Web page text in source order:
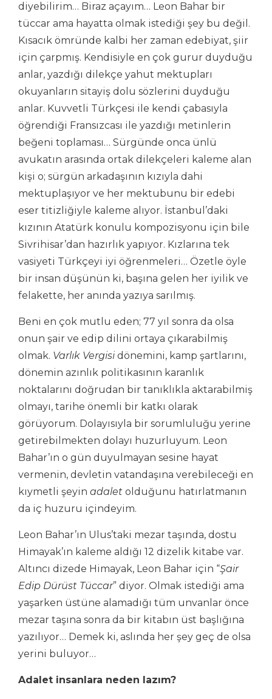
diyebilirim… Biraz açayım… Leon Bahar bir
tüccar ama hayatta olmak istediği şey bu değil.
Kısacık ömründe kalbi her zaman edebiyat, şiir
için çarpmış. Kendisiyle en çok gurur duyduğu
anlar, yazdığı dilekçe yahut mektupları
okuyanların sitayiş dolu sözlerini duyduğu
anlar. Kuvvetli Türkçesi ile kendi çabasıyla
öğrendiği Fransızcası ile yazdığı metinlerin
beğeni toplaması… Sürgünde onca ünlü
avukatın arasında ortak dilekçeleri kaleme alan
kişi o; sürgün arkadaşının kızıyla dahi
mektuplaşıyor ve her mektubunu bir edebi
eser titizliğiyle kaleme alıyor. İstanbul’daki
kızının Atatürk konulu kompozisyonu için bile
Sivrihisar’dan hazırlık yapıyor. Kızlarına tek
vasiyeti Türkçeyi iyi öğrenmeleri… Özetle öyle
bir insan düşünün ki, başına gelen her iyilik ve
felakette, her anında yazıya sarılmış.
Beni en çok mutlu eden; 77 yıl sonra da olsa
onun şair ve edip dilini ortaya çıkarabilmiş
olmak. Varlık Vergisi dönemini, kamp şartlarını,
dönemin azınlık politikasının karanlık
noktalarını doğrudan bir tanıklıkla aktarabilmiş
olmayı, tarihe önemli bir katkı olarak
görüyorum. Dolayısıyla bir sorumluluğu yerine
getirebilmekten dolayı huzurluyum. Leon
Bahar’ın o gün duyulmayan sesine hayat
vermenin, devletin vatandaşına verebileceği en
kıymetli şeyin adalet olduğunu hatırlatmanın
da iç huzuru içindeyim.
Leon Bahar’ın Ulus’taki mezar taşında, dostu
Himayak’ın kaleme aldığı 12 dizelik kitabe var.
Altıncı dizede Himayak, Leon Bahar için “Şair
Edip Dürüst Tüccar” diyor. Olmak istediği ama
yaşarken üstüne alamadığı tüm unvanlar önce
mezar taşına sonra da bir kitabın üst başlığına
yazılıyor… Demek ki, aslında her şey geç de olsa
yerini buluyor…
Adalet insanlara neden lazım?